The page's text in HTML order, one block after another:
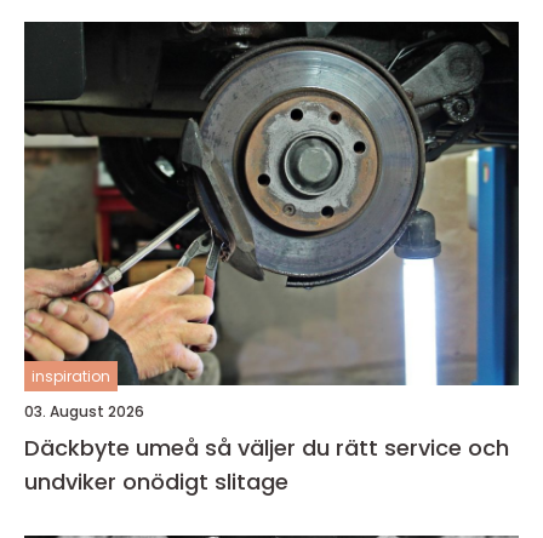
inspiration
03. August 2026
Däckbyte umeå så väljer du rätt service och
undviker onödigt slitage